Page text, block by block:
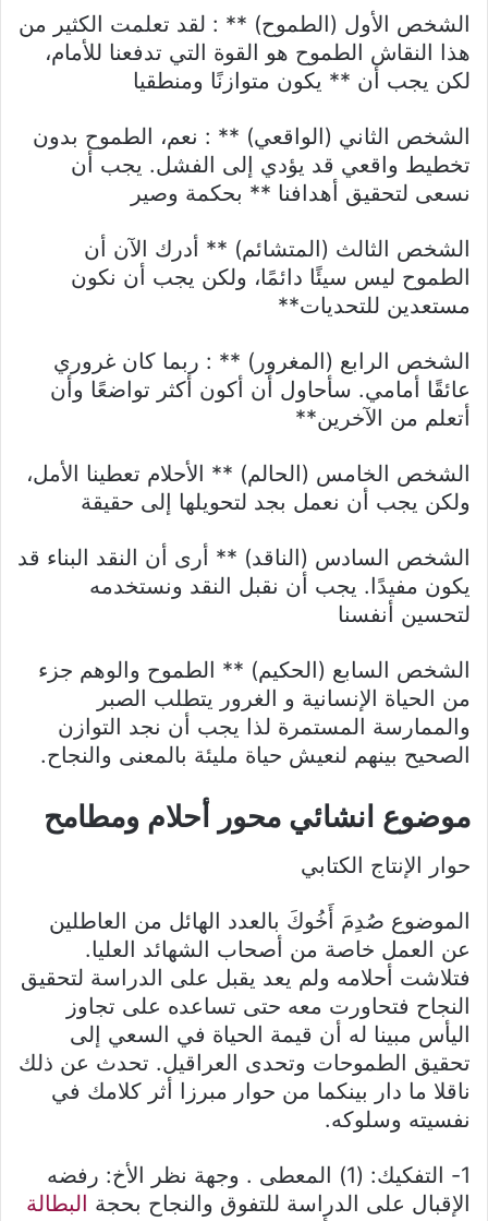
الشخص الأول (الطموح) ** : لقد تعلمت الكثير من
هذا النقاش الطموح هو القوة التي تدفعنا للأمام،
لكن يجب أن ** يكون متوازنًا ومنطقيا
الشخص الثاني (الواقعي) ** : نعم، الطموح بدون
تخطيط واقعي قد يؤدي إلى الفشل. يجب أن
نسعى لتحقيق أهدافنا ** بحكمة وصير
الشخص الثالث (المتشائم) ** أدرك الآن أن
الطموح ليس سيئًا دائمًا، ولكن يجب أن نكون
مستعدين للتحديات**
الشخص الرابع (المغرور) ** : ربما كان غروري
عائقًا أمامي. سأحاول أن أكون أكثر تواضعًا وأن
أتعلم من الآخرين**
الشخص الخامس (الحالم) ** الأحلام تعطينا الأمل،
ولكن يجب أن نعمل بجد لتحويلها إلى حقيقة
الشخص السادس (الناقد) ** أرى أن النقد البناء قد
يكون مفيدًا. يجب أن نقبل النقد ونستخدمه
لتحسين أنفسنا
الشخص السابع (الحكيم) ** الطموح والوهم جزء
من الحياة الإنسانية و الغرور يتطلب الصبر
والممارسة المستمرة لذا يجب أن نجد التوازن
الصحيح بينهم لنعيش حياة مليئة بالمعنى والنجاح.
موضوع انشائي محور أحلام ومطامح
حوار الإنتاج الكتابي
الموضوع صُدِمَ أَخُوكَ بالعدد الهائل من العاطلين
عن العمل خاصة من أصحاب الشهائد العليا.
فتلاشت أحلامه ولم يعد يقبل على الدراسة لتحقيق
النجاح فتحاورت معه حتى تساعده على تجاوز
اليأس مبينا له أن قيمة الحياة في السعي إلى
تحقيق الطموحات وتحدى العراقيل. تحدث عن ذلك
ناقلا ما دار بينكما من حوار مبرزا أثر كلامك في
نفسيته وسلوكه.
1- التفكيك: (1) المعطى . وجهة نظر الأخ: رفضه
الإقبال على الدراسة للتفوق والنجاح بحجة البطالة